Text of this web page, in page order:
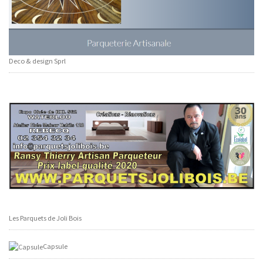
Deco & design Sprl
Les Parquets de Joli Bois
Capsule